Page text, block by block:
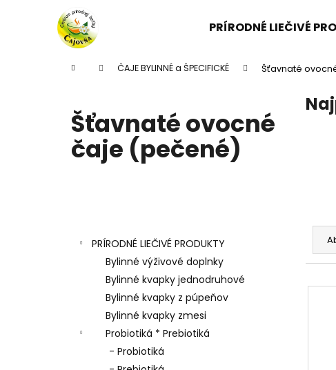
PRÍRODNÉ LIEČIVÉ
Domov ČAJE BYLINNÉ a ŠPECIFICKÉ Šťavnaté
Šťavnaté ovocné
čaje (pečené)
PRÍRODNÉ LIEČIVÉ PRODUKTY
Bylinné výživové doplnky
Bylinné kvapky jednodruhové
Bylinné kvapky z púpeňov
Bylinné kvapky zmesi
Probiotiká * Prebiotiká
- Probiotiká
R
d
V
Späť
Späť
AGARICUS TOBOLKY
€31,60